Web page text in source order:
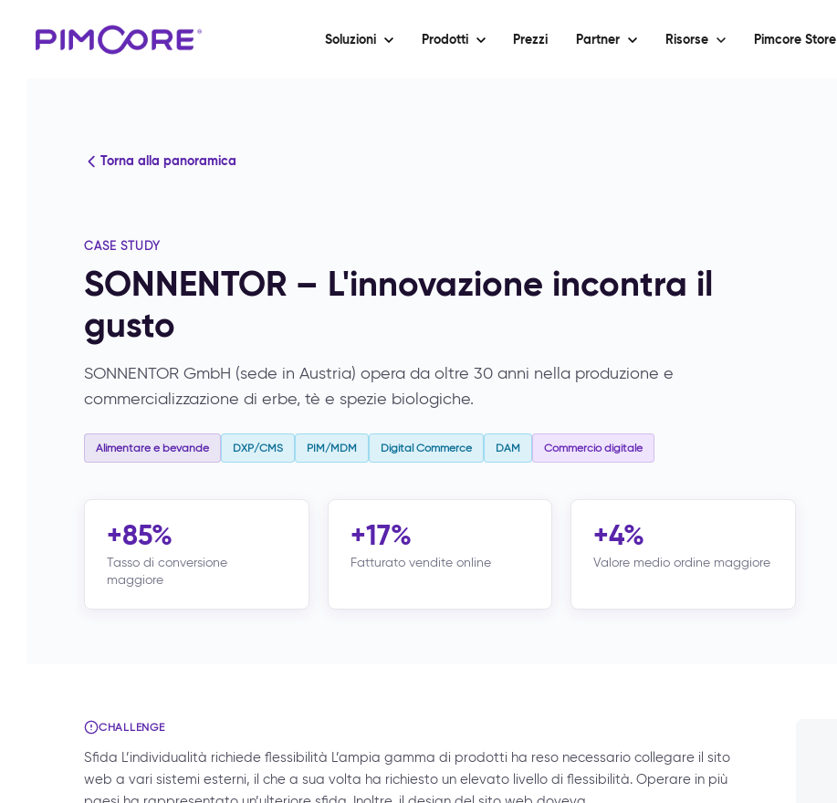
Soluzioni Prodotti Prezzi Partner Risorse Pimcore Store
Torna alla panoramica
CASE STUDY
SONNENTOR – L'innovazione incontra il
gusto
SONNENTOR GmbH (sede in Austria) opera da oltre 30 anni nella produzione e
commercializzazione di erbe, tè e spezie biologiche.
Alimentare e bevande DXP/CMS PIM/MDM Digital Commerce DAM Commercio digitale
+85%
Tasso di conversione
maggiore
+17%
Fatturato vendite online
+4%
Valore medio ordine maggiore
CHALLENGE
Sfida L’individualità richiede flessibilità L’ampia gamma di prodotti ha reso necessario collegare il sito
web a vari sistemi esterni, il che a sua volta ha richiesto un elevato livello di flessibilità. Operare in più